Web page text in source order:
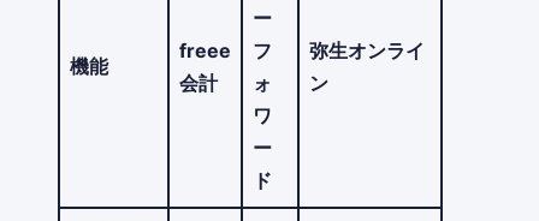
機能
freee
会計
ー
フ
ォ
ワ
ー
ド
弥生オンライ
ン